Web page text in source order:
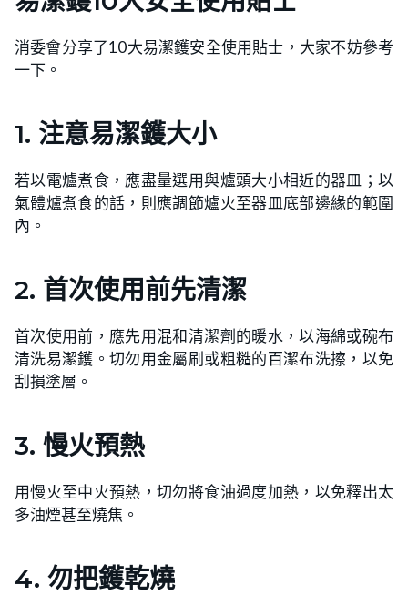
消委會分享了10大易潔鑊安全使用貼士，大家不妨參考
一下。
1. 注意易潔鑊大小
若以電爐煮食，應盡量選用與爐頭大小相近的器皿；以
氣體爐煮食的話，則應調節爐火至器皿底部邊緣的範圍
內。
2. 首次使用前先清潔
首次使用前，應先用混和清潔劑的暖水，以海綿或碗布
清洗易潔鑊。切勿用金屬刷或粗糙的百潔布洗擦，以免
刮損塗層。
3. 慢火預熱
用慢火至中火預熱，切勿將食油過度加熱，以免釋出太
多油煙甚至燒焦。
4. 勿把鑊乾燒